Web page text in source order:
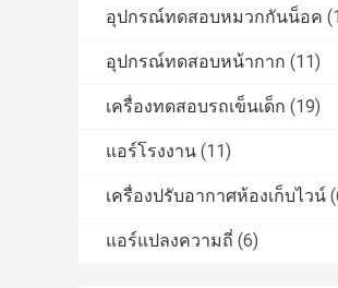
อุปกรณ์ทดสอบหมวกกันน็อค
อุปกรณ์ทดสอบหน้ากาก (11)
เครื่องทดสอบรถเข็นเด็ก (19)
แอร์โรงงาน (11)
เครื่องปรับอากาศห้องเก็บไวน์
แอร์แปลงความถี่ (6)